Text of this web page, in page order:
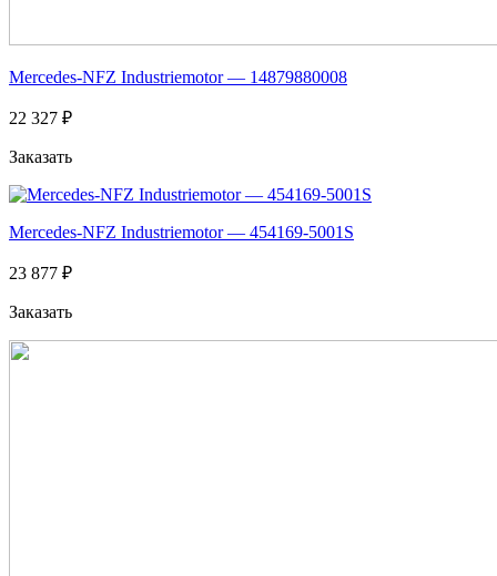
Mercedes-NFZ Industriemotor — 14879880008
22 327 ₽
Заказать
Mercedes-NFZ Industriemotor — 454169-5001S
23 877 ₽
Заказать